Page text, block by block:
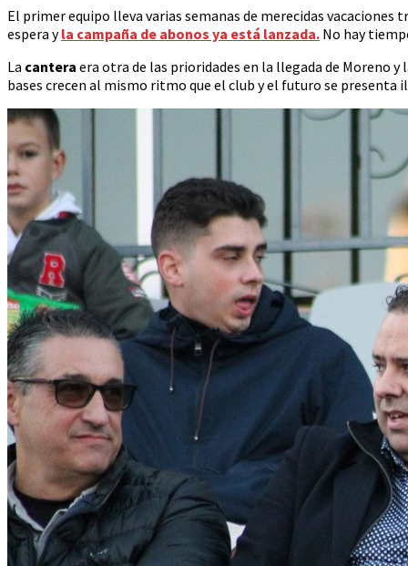
El primer equipo lleva varias semanas de merecidas
espera yla campaña de abonos ya está lanzada. No hay
La cantera era otra de las prioridades en la llegada de Moreno
bases crecen al mismo ritmo que el club y el futuro se presenta